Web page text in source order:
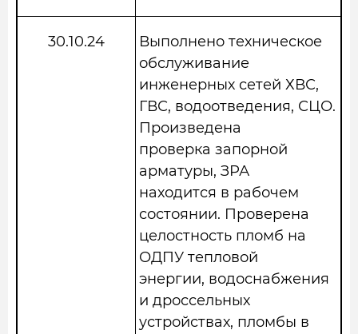
30.10.24
Выполнено техническое
обслуживание
инженерных сетей ХВС,
ГВС, водоотведения, СЦО.
Произведена
проверка запорной
арматуры, ЗРА
находится в рабочем
состоянии. Проверена
целостность пломб на
ОДПУ тепловой
энергии, водоснабжения
и дроссельных
устройствах, пломбы в